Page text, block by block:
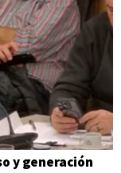
y generación